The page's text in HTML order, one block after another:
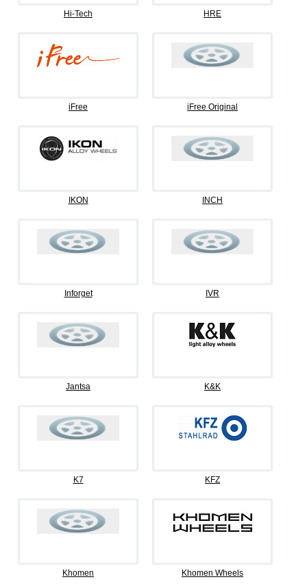
Hi-Tech HRE
iFree iFree Original
IKON INCH
Inforget IVR
Jantsa K&K
K7 KFZ
Khomen Khomen Wheels